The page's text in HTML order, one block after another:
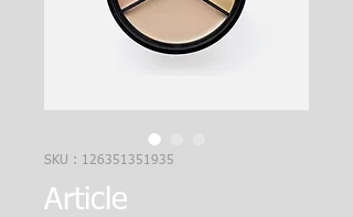
SKU : 126351351935
Article